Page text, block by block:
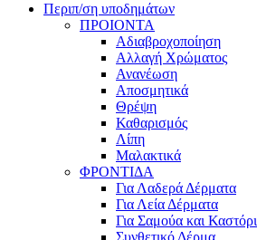
Περιπ/ση υποδημάτων
ΠΡΟΙΟΝΤΑ
Αδιαβροχοποίηση
Αλλαγή Χρώματος
Ανανέωση
Αποσμητικά
Θρέψη
Καθαρισμός
Λίπη
Μαλακτικά
ΦΡΟΝΤΙΔΑ
Για Λαδερά Δέρματα
Για Λεία Δέρματα
Για Σαμούα και Καστόρι
Συνθετικό Δέρμα